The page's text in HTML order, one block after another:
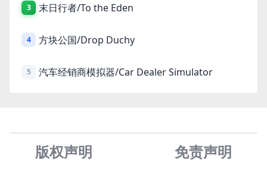
3 末日行者/To the Eden
4 方块公国/Drop Duchy
5 汽车经销商模拟器/Car Dealer Simulator
版权声明 免责声明